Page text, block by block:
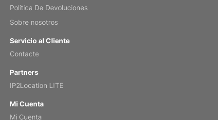
by Anne
Política De Devoluciones
Sobre nosotros
Servicio al Cliente
Contacte
Partners
IP2Location LITE
Mi Cuenta
Mi Cuenta